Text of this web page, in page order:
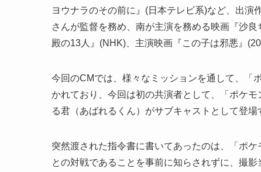
ヨウナラのその前に』(日本テレビ系)など、出演
さんが監督を務め、南が主演を務める映画『沙
殿の13人』(NHK)、主演映画『この子は邪悪』
今回のCMでは、様々なミッションを通して、「
かれており、今回は初の共演者として、「ポケ
る君（あばれるくん）がサブキャストとして登場
突然渡された指令書に書いてあったのは、「ポ
との対戦であることを事前に知らされずに、撮